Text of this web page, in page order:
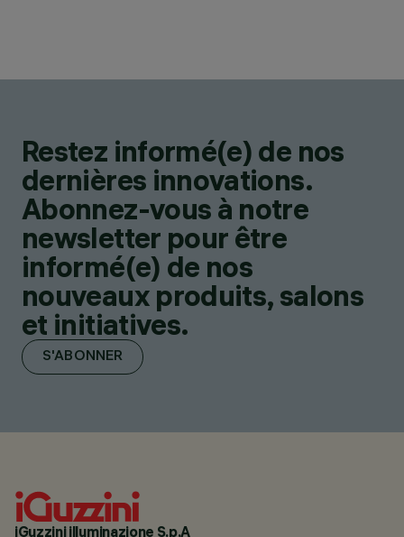
Restez informé(e) de nos
dernières innovations.
Abonnez-vous à notre
newsletter pour être
informé(e) de nos
nouveaux produits, salons
et initiatives.
S'ABONNER
iGuzzini illuminazione S.p.A